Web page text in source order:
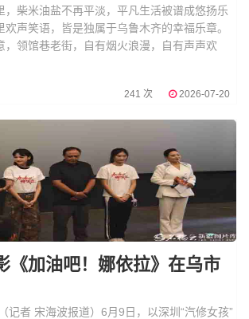
，柴米油盐不再平淡，平凡生活被谱成悠扬乐
声笑语，皆是独属于乌鲁木齐的幸福乐章。
，领馆巷老街，自有烟火浪漫，自有声声欢
241 次 2026-07-20
《加油吧！娜依拉》在乌市
记者 宋海波报道）6月9日，以深圳“汽修女孩”